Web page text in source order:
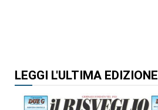
LEGGI L'ULTIMA EDIZIONE